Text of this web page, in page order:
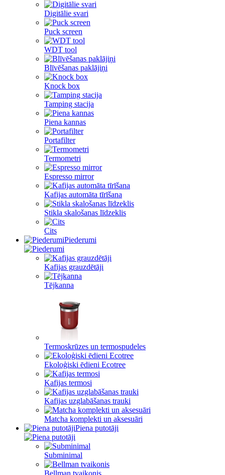
Digitālie svari
Puck screen
WDT tool
Blīvēšanas paklājiņi
Knock box
Tamping stacija
Piena kannas
Portafilter
Termometri
Espresso mirror
Kafijas automāta tīrīšana
Stikla skalošanas līdzeklis
Cits
Piederumi
Kafijas grauzdētāji
Tējkanna
Termoskrūzes un termospudeles
Ekoloģiski ēdieni Ecotree
Kafijas termosi
Kafijas uzglabāšanas trauki
Matcha komplekti un aksesuāri
Piena putotāji
Subminimal
Bellman tvaikonis